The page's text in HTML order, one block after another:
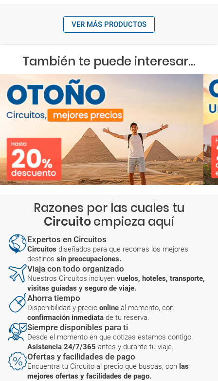
VER MÁS PRODUCTOS
También te puede interesar...
Razones por las cuales tu
Circuitoempieza aquí
Expertos en Circuitos
Circuitos diseñados para que recorras los mejores
destinos sin preocupaciones.
Viaja con todo organizado
Nuestros Circuitos incluyen vuelos, hoteles, transporte,
visitas guiadas y seguro de viaje.
Ahorra tiempo
Disponibilidad y precio online al momento, con
confirmación inmediata de tu reserva.
Siempre disponibles para ti
Desde el momento en que cotizas estamos contigo.
Asistencia 24/7/365 antes y durante tu viaje.
Ofertas y facilidades de pago
Encuentra tu Circuito al precio que buscas, con las
mejores ofertas y facilidades de pago.